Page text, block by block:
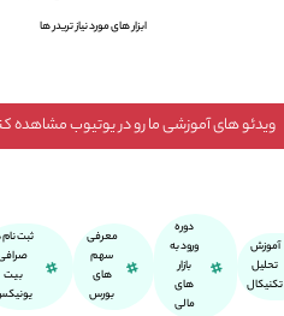
ابزار های مورد نیاز تریدر ها
ویدئو های آموزشی ما رو در یوتیوب مشاهده
آموزش
تحلیل
تکنیکال
دوره
ورود به
بازار
های
مالی
معرفی
سهم
های
بورس
ثبت نام
بیت